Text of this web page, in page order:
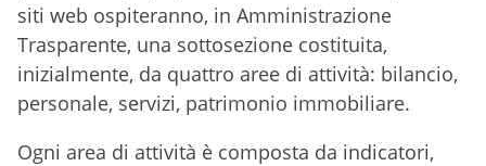
siti web ospiteranno, in Amministrazione
Trasparente, una sottosezione costituita,
inizialmente, da quattro aree di attività: bilancio,
personale, servizi, patrimonio immobiliare.
Ogni area di attività è composta da indicatori,